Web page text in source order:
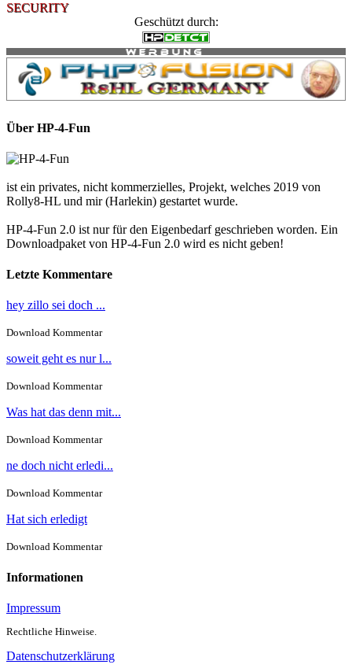
SECURITY
Geschützt durch:
Über HP-4-Fun
ist ein privates, nicht kommerzielles, Projekt, welches 2019 von
Rolly8-HL und mir (Harlekin) gestartet wurde.
HP-4-Fun 2.0 ist nur für den Eigenbedarf geschrieben worden. Ein
Downloadpaket von HP-4-Fun 2.0 wird es nicht geben!
Letzte Kommentare
hey zillo sei doch ...
Download Kommentar
soweit geht es nur l...
Download Kommentar
Was hat das denn mit...
Download Kommentar
ne doch nicht erledi...
Download Kommentar
Hat sich erledigt
Download Kommentar
Informationen
Impressum
Rechtliche Hinweise.
Datenschutzerklärung